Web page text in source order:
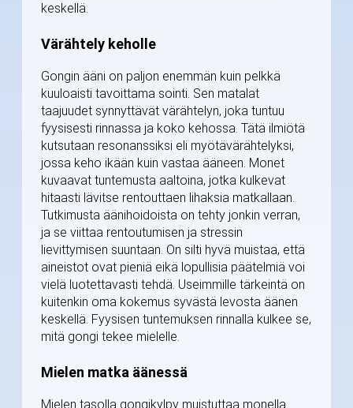
keskellä.
Värähtely keholle
Gongin ääni on paljon enemmän kuin pelkkä
kuuloaisti tavoittama sointi. Sen matalat
taajuudet synnyttävät värähtelyn, joka tuntuu
fyysisesti rinnassa ja koko kehossa. Tätä ilmiötä
kutsutaan resonanssiksi eli myötävärähtelyksi,
jossa keho ikään kuin vastaa ääneen. Monet
kuvaavat tuntemusta aaltoina, jotka kulkevat
hitaasti lävitse rentouttaen lihaksia matkallaan.
Tutkimusta äänihoidoista on tehty jonkin verran,
ja se viittaa rentoutumisen ja stressin
lievittymisen suuntaan. On silti hyvä muistaa, että
aineistot ovat pieniä eikä lopullisia päätelmiä voi
vielä luotettavasti tehdä. Useimmille tärkeintä on
kuitenkin oma kokemus syvästä levosta äänen
keskellä. Fyysisen tuntemuksen rinnalla kulkee se,
mitä gongi tekee mielelle.
Mielen matka äänessä
Mielen tasolla gongikylpy muistuttaa monella